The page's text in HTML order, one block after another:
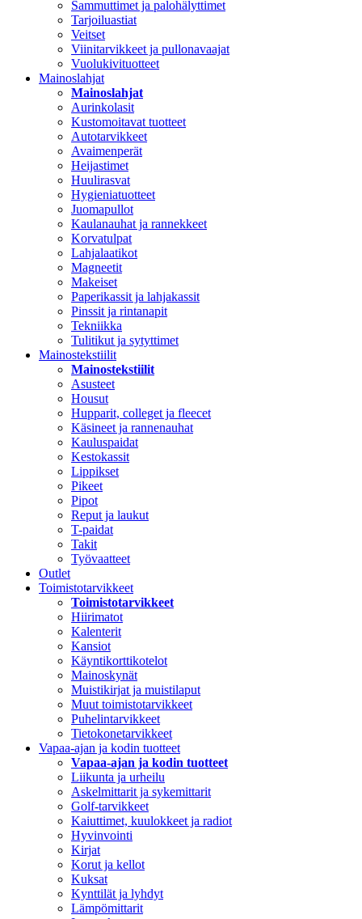
Sammuttimet ja palohälyttimet
Tarjoiluastiat
Veitset
Viinitarvikkeet ja pullonavaajat
Vuolukivituotteet
Mainoslahjat
Mainoslahjat
Aurinkolasit
Kustomoitavat tuotteet
Autotarvikkeet
Avaimenperät
Heijastimet
Huulirasvat
Hygieniatuotteet
Juomapullot
Kaulanauhat ja rannekkeet
Korvatulpat
Lahjalaatikot
Magneetit
Makeiset
Paperikassit ja lahjakassit
Pinssit ja rintanapit
Tekniikka
Tulitikut ja sytyttimet
Mainostekstiilit
Mainostekstiilit
Asusteet
Housut
Hupparit, colleget ja fleecet
Käsineet ja rannenauhat
Kauluspaidat
Kestokassit
Lippikset
Pikeet
Pipot
Reput ja laukut
T-paidat
Takit
Työvaatteet
Outlet
Toimistotarvikkeet
Toimistotarvikkeet
Hiirimatot
Kalenterit
Kansiot
Käyntikorttikotelot
Mainoskynät
Muistikirjat ja muistilaput
Muut toimistotarvikkeet
Puhelintarvikkeet
Tietokonetarvikkeet
Vapaa-ajan ja kodin tuotteet
Vapaa-ajan ja kodin tuotteet
Liikunta ja urheilu
Askelmittarit ja sykemittarit
Golf-tarvikkeet
Kaiuttimet, kuulokkeet ja radiot
Hyvinvointi
Kirjat
Korut ja kellot
Kuksat
Kynttilät ja lyhdyt
Lämpömittarit